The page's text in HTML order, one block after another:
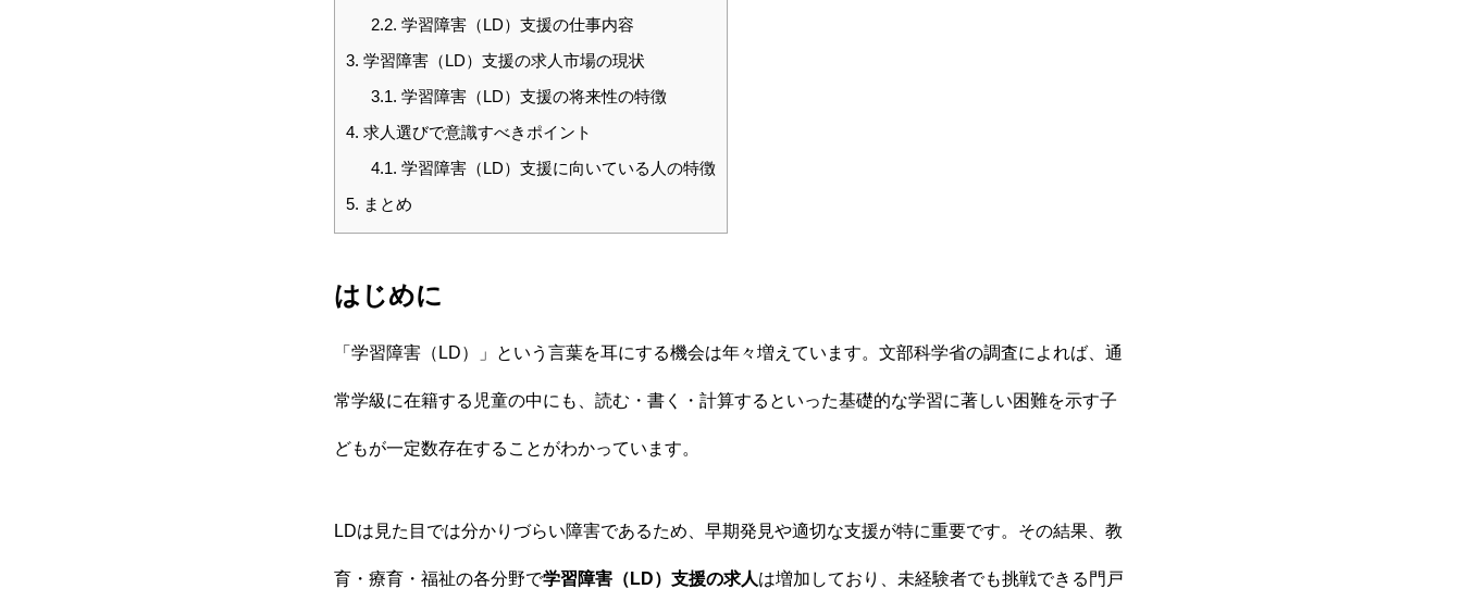
2.2. 学習障害（LD）支援の仕事内容
3. 学習障害（LD）支援の求人市場の現状
3.1. 学習障害（LD）支援の将来性の特徴
4. 求人選びで意識すべきポイント
4.1. 学習障害（LD）支援に向いている人の特徴
5. まとめ
はじめに
「学習障害（LD）」という言葉を耳にする機会は年々増えています。文部科学省の調査によれば、通
常学級に在籍する児童の中にも、読む・書く・計算するといった基礎的な学習に著しい困難を示す子
どもが一定数存在することがわかっています。
LDは見た目では分かりづらい障害であるため、早期発見や適切な支援が特に重要です。その結果、教
育・療育・福祉の各分野で学習障害（LD）支援の求人は増加しており、未経験者でも挑戦できる門戸